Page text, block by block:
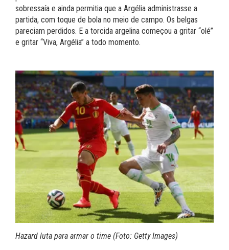
sobressaía e ainda permitia que a Argélia administrasse a
partida, com toque de bola no meio de campo. Os belgas
pareciam perdidos. E a torcida argelina começou a gritar “olé”
e gritar “Viva, Argélia” a todo momento.
Hazard luta para armar o time (Foto: Getty Images)